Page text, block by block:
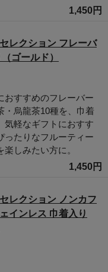
1,450円
レクション フレーバ
ゴールド）
おすすめのフレーバー
・烏龍茶10種を、巾着
気軽なギフトにおすす
ったりなフルーティー
しみたい方に。
1,450円
レクション ノンカフ
インレス 巾着入り